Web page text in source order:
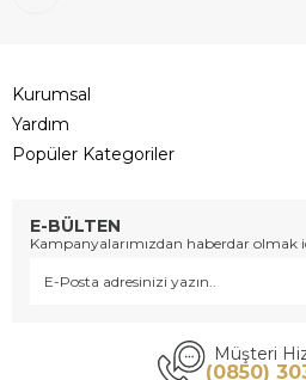
Kurumsal
Yardım
Popüler Kategoriler
E-BÜLTEN
Kampanyalarımızdan haberdar olmak
Müşteri
(0850)